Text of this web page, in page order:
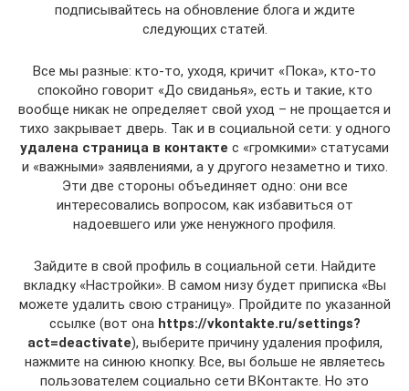
подписывайтесь на обновление блога и ждите
следующих статей.
Все мы разные: кто-то, уходя, кричит «Пока», кто-то
спокойно говорит «До свиданья», есть и такие, кто
вообще никак не определяет свой уход – не прощается и
тихо закрывает дверь. Так и в социальной сети: у одного
удалена страница в контакте с «громкими» статусами
и «важными» заявлениями, а у другого незаметно и тихо.
Эти две стороны объединяет одно: они все
интересовались вопросом, как избавиться от
надоевшего или уже ненужного профиля.
Зайдите в свой профиль в социальной сети. Найдите
вкладку «Настройки». В самом низу будет приписка «Вы
можете удалить свою страницу». Пройдите по указанной
ссылке (вот она https://vkontakte.ru/settings?
act=deactivate), выберите причину удаления профиля,
нажмите на синюю кнопку. Все, вы больше не являетесь
пользователем социально сети ВКонтакте. Но это